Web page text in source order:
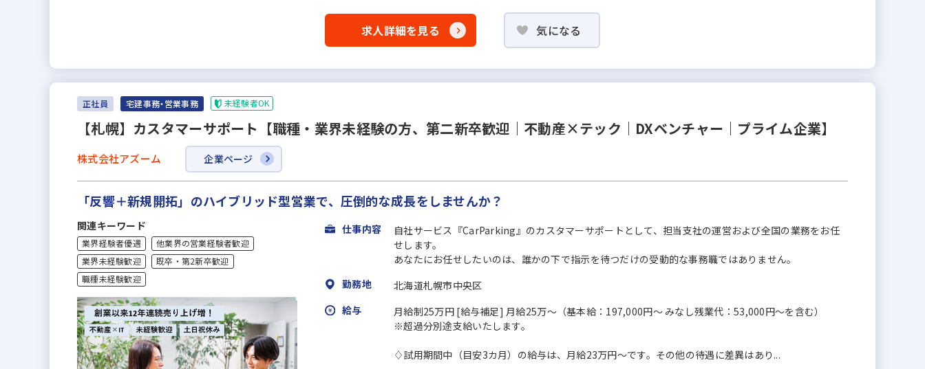
求人詳細を見る 気になる
正社員 宅建事務・営業事務 未経験者OK
【札幌】カスタマーサポート【職種・業界未経験の方、第二新卒歓迎｜不動産×テック｜DXベンチャー｜プライム企業】
株式会社アズーム 企業ページ
「反響＋新規開拓」のハイブリッド型営業で、圧倒的な成長をしませんか？
関連キーワード
業界経験者優遇
他業界の営業経験者歓迎
業界未経験歓迎
既卒・第2新卒歓迎
職種未経験歓迎
仕事内容
自社サービス『CarParking』のカスタマーサポートとして、担当支社の運営および全国の業務をお任
せします。
あなたにお任せしたいのは、誰かの下で指示を待つだけの受動的な事務職ではありません。
勤務地
北海道札幌市中央区
給与
月給制25万円 [給与補足] 月給25万～（基本給：197,000円～ みなし残業代：53,000円～を含む）
※超過分別途支給いたします。
♢試用期間中（目安3カ月）の給与は、月給23万円～です。その他の待遇に差異はあり...